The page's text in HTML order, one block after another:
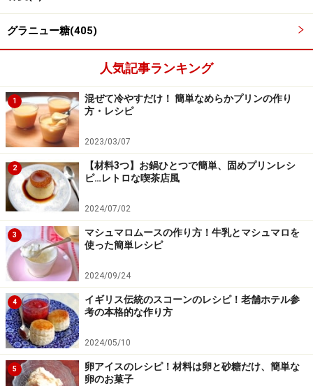
4
皮、果肉、種、グラニュー糖を入れ、煮る
洗った甘夏の皮、果肉、パックに入れた種、グラニュー
糖、水150mlを鍋にいれ、中火で加熱します。アクが出
てきたら取り除き、好みの濃度になるまで約20分煮詰め
ます。
グラニュー糖(405)
人気記事ランキング
1
混ぜて冷やすだけ！ 簡単なめらかプリンの作り
方・レシピ
2023/03/07
2
【材料3つ】お鍋ひとつで簡単、固めプリンレシ
ピ…レトロな喫茶店風
2024/07/02
3
マシュマロムースの作り方！牛乳とマシュマロを
使った簡単レシピ
2024/09/24
4
イギリス伝統のスコーンのレシピ！老舗ホテル参
考の本格的な作り方
2024/05/10
5
卵アイスのレシピ！材料は卵と砂糖だけ、簡単な
卵のお菓子